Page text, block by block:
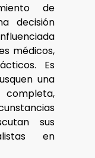
de
decisión
médicos,
Es
una
sus
en